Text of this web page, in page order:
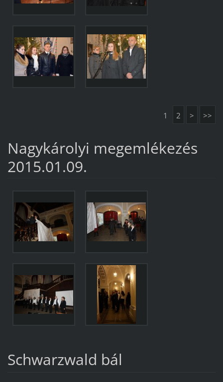
1 2 > >>
Nagykárolyi megemlékezés
2015.01.09.
Schwarzwald bál